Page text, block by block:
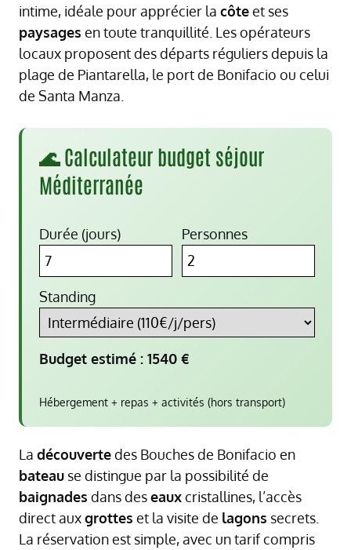
intime, idéale pour apprécier la côteet ses
paysages en toute tranquillité. Les opérateurs
locaux proposent des départs réguliers depuis la
plage de Piantarella, le port de Bonifacio ou celui
de Santa Manza.
🌊 Calculateur budget séjour
Méditerranée
Durée (jours) Personnes
Standing
Budget estimé : 1540 €
Hébergement + repas + activités (hors transport)
La découvertedes Bouches de Bonifacio en
bateau se distingue par la possibilité de
baignades dans deseauxcristallines, l’accès
direct auxgrottes et la visite de lagons secrets.
La réservation est simple, avec un tarif compris